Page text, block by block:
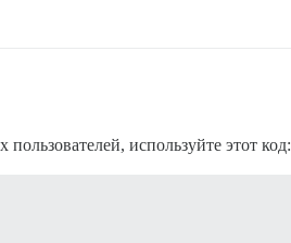
используйте этот код: